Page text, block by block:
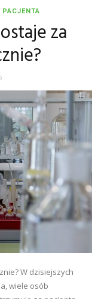
za
W dzisiejszych
wiele osób